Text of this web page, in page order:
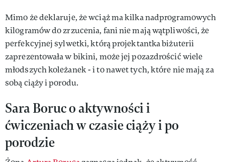
Mimo że deklaruje, że wciąż ma kilka nadprogramowych
kilogramów do zrzucenia, fani nie mają wątpliwości, że
perfekcyjnej sylwetki, którą projektantka biżuterii
zaprezentowała w bikini, może jej pozazdrościć wiele
młodszych koleżanek - i to nawet tych, które nie mają za
sobą ciąży i porodu.
Sara Boruc o aktywności i
ćwiczeniach w czasie ciąży i po
porodzie